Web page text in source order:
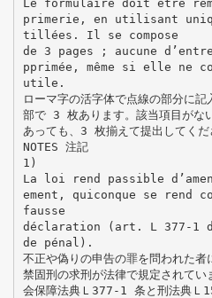
Le formulaire doit être
primerie, en utilisant
tillées. Il se compose
de 3 pages ; aucune
pprimée, même si elle ne
utile.
ローマ字の活字体で点線の部分に
部で 3 枚あります。該当項目がな
あっても、3 枚揃えて提出してくだ
NOTES 注記
1)
La loi rend passible
ement, quiconque se rend
fausse
déclaration (art. L 377-1
de pénal).
不正や偽りの申告の罪を問われた者
禁固刑の求刑が法律で規定されてい
会保障法典Ｌ377-1 条と刑法典Ｌ